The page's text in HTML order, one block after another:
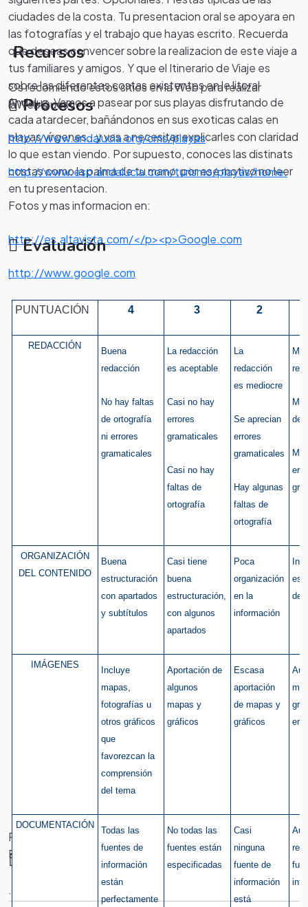
ciudades de la costa. Tu presentacion oral se apoyara en
las fotografías y el trabajo que hayas escrito. Recuerda
que deseas convencer sobre la realizacion de este viaje a
tus familiares y amigos. Y que el Itinerario de Viaje es
sobre las diferentes costas existentes en le litoral
Andaluz. Vamos a pasear por sus playas disfrutando de
cada atardecer, bañándonos en sus exoticas calas en
playas vírgenes.. y vas a necesitar explicarles con claridad
lo que estan viendo. Por supuesto, conoces las distinats
costas como la palma de tu mano, por ese motivo no leer
en tu presentacion.
Procesos
.
Recursos
Os recomiendo estos sitios en la Web para realizar
laWebQuest
http://www.andalucia.org/cms/playas
http://www.esp.andalucia.com/turismo/playas/home.
Fotos y mas informacion en:
http://es.altavista.com/</p><p>Google.com
http://www.google.com
Evaluación
.
PUNTUACIÓN 4 3 2
REDACCIÓN
Buena
redacción
No hay faltas
de ortografía
ni errores
gramaticales
La redacción
es aceptable
Casi no hay
errores
gramaticales
Casi no hay
faltas de
ortografía
La
redacción
es mediocre
Se aprecian
errores
gramaticales
Hay algunas
faltas de
ortografía
de
ORGANIZACIÓN
DEL CONTENIDO
Buena
estructuración
con apartados
y subtítulos
Casi tiene
buena
estructuración,
con algunos
apartados
Poca
organización
en la
información
IMÁGENES
Incluye
mapas,
fotografías u
otros gráficos
que
favorezcan la
comprensión
del tema
Aportación de
algunos
mapas y
gráficos
Escasa
aportación
de mapas y
gráficos
DOCUMENTACIÓN
Todas las
fuentes de
información
están
perfectamente
No todas las
fuentes están
especificadas
Casi
ninguna
fuente de
información
está
.
Proyecto Creado Por Equipo2Sevilla - Utilizando A
Eduteka.org